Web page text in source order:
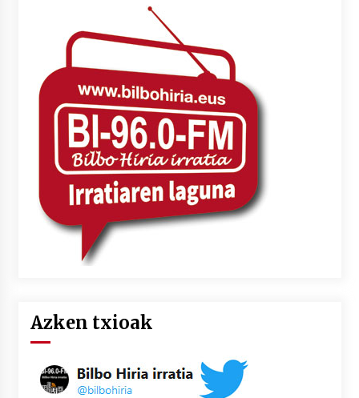
Azken txioak